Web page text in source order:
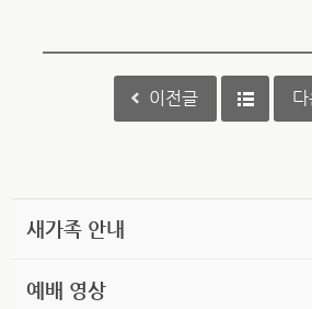
이전글
새가족 안내
예배 영상